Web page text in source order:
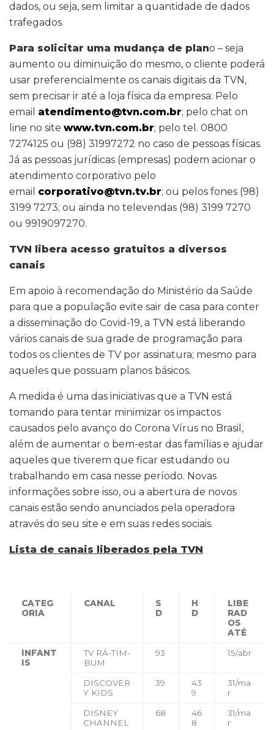
dados, ou seja, sem limitar a quantidade de dados
trafegados.
Para solicitar uma mudança de plano – seja
aumento ou diminuição do mesmo, o cliente poderá
usar preferencialmente os canais digitais da TVN,
sem precisar ir até a loja física da empresa: Pelo
email atendimento@tvn.com.br; pelo chat on
line no site www.tvn.com.br; pelo tel. 0800
7274125 ou (98) 31997272 no caso de pessoas físicas.
Já as pessoas jurídicas (empresas) podem acionar o
atendimento corporativo pelo
email corporativo@tvn.tv.br; ou pelos fones (98)
3199 7273; ou ainda no televendas (98) 3199 7270
ou 9919097270.
TVN libera acesso gratuitos a diversos
canais
Em apoio à recomendação do Ministério da Saúde
para que a população evite sair de casa para conter
a disseminação do Covid-19, a TVN está liberando
vários canais de sua grade de programação para
todos os clientes de TV por assinatura; mesmo para
aqueles que possuam planos básicos.
A medida é uma das iniciativas que a TVN está
tomando para tentar minimizar os impactos
causados pelo avanço do Corona Vírus no Brasil,
além de aumentar o bem-estar das famílias e ajudar
aqueles que tiverem que ficar estudando ou
trabalhando em casa nesse período. Novas
informações sobre isso, ou a abertura de novos
canais estão sendo anunciados pela operadora
através do seu site e em suas redes sociais.
Lista de canais liberados pela TVN
CATEG
ORIA
CANAL
S
D
H
D
LIBE
RAD
OS
ATÉ
INFANT
IS
TV RÁ-TIM-
BUM
93 15/abr
DISCOVER
Y KIDS
39
43
9
31/ma
r
DISNEY
CHANNEL
68
46
8
31/ma
r